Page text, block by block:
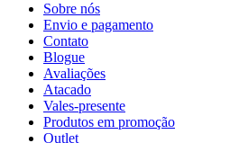
Sobre nós
Envio e pagamento
Contato
Blogue
Avaliações
Atacado
Vales-presente
Produtos em promoção
Outlet